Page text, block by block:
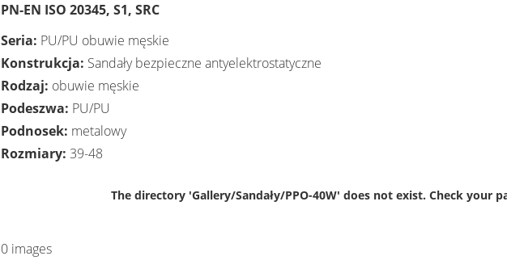
PN-EN ISO 20345, S1, SRC
Seria: PU/PU obuwie męskie
Konstrukcja: Sandały bezpieczne antyelektrostatyczne
Rodzaj: obuwie męskie
Podeszwa: PU/PU
Podnosek: metalowy
Rozmiary: 39-48
The directory 'Gallery/Sandały/PPO-40W' does not exist. Check your
0 images